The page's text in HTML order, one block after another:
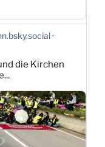
die Kirchen